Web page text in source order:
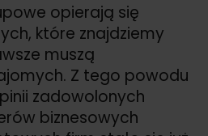
opierają się
które znajdziemy
muszą
Z tego powodu
zadowolonych
biznesowych